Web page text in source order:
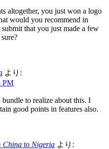
altogether, you just won a logo
would you recommend in
that you just made a few
より:
PM
to realize about this. I
good points in features also.
China to Nigeria より: